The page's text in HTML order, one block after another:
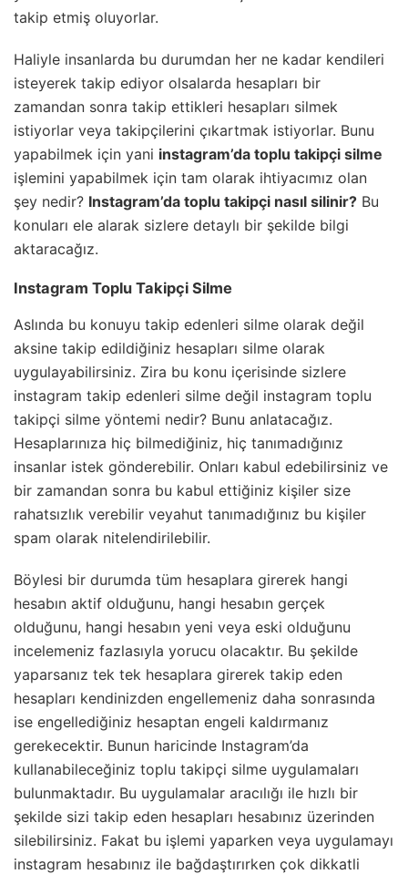
takip etmiş oluyorlar.
Haliyle insanlarda bu durumdan her ne kadar kendileri
isteyerek takip ediyor olsalarda hesapları bir
zamandan sonra takip ettikleri hesapları silmek
istiyorlar veya takipçilerini çıkartmak istiyorlar. Bunu
yapabilmek için yani instagram’da toplu takipçi silme
işlemini yapabilmek için tam olarak ihtiyacımız olan
şey nedir? Instagram’da toplu takipçi nasıl silinir? Bu
konuları ele alarak sizlere detaylı bir şekilde bilgi
aktaracağız.
Instagram Toplu Takipçi Silme
Aslında bu konuyu takip edenleri silme olarak değil
aksine takip edildiğiniz hesapları silme olarak
uygulayabilirsiniz. Zira bu konu içerisinde sizlere
instagram takip edenleri silme değil instagram toplu
takipçi silme yöntemi nedir? Bunu anlatacağız.
Hesaplarınıza hiç bilmediğiniz, hiç tanımadığınız
insanlar istek gönderebilir. Onları kabul edebilirsiniz ve
bir zamandan sonra bu kabul ettiğiniz kişiler size
rahatsızlık verebilir veyahut tanımadığınız bu kişiler
spam olarak nitelendirilebilir.
Böylesi bir durumda tüm hesaplara girerek hangi
hesabın aktif olduğunu, hangi hesabın gerçek
olduğunu, hangi hesabın yeni veya eski olduğunu
incelemeniz fazlasıyla yorucu olacaktır. Bu şekilde
yaparsanız tek tek hesaplara girerek takip eden
hesapları kendinizden engellemeniz daha sonrasında
ise engellediğiniz hesaptan engeli kaldırmanız
gerekecektir. Bunun haricinde Instagram’da
kullanabileceğiniz toplu takipçi silme uygulamaları
bulunmaktadır. Bu uygulamalar aracılığı ile hızlı bir
şekilde sizi takip eden hesapları hesabınız üzerinden
silebilirsiniz. Fakat bu işlemi yaparken veya uygulamayı
instagram hesabınız ile bağdaştırırken çok dikkatli